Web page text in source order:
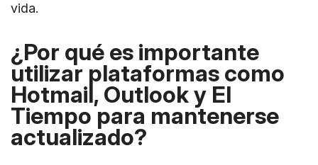
vida.
¿Por qué es importante
utilizar plataformas como
Hotmail, Outlook y El
Tiempo para mantenerse
actualizado?